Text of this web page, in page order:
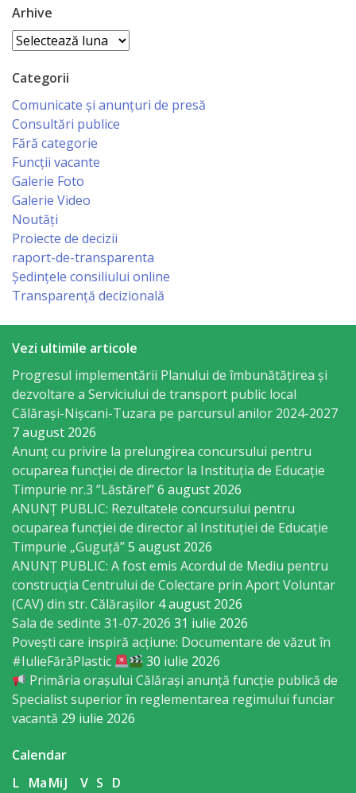
încorporare
în
serviciul
militar
Serviciul
situații
excepționale
Modele
de
cereri
Media
Comunicate
și
anunțuri
de
presă
Ședințele
consiliului
online
Galerie
Foto
Galerie
Video
Contacte
Arhive
Arhive
Categorii
Comunicate și anunțuri de presă
Consultări publice
Fără categorie
Funcții vacante
Galerie Foto
Galerie Video
Noutăți
Proiecte de decizii
raport-de-transparenta
Ședințele consiliului online
Transparență decizională
Vezi ultimile articole
Progresul implementării Planului de îmbunătățirea și
dezvoltare a Serviciului de transport public local
Călărași-Nișcani-Tuzara pe parcursul anilor 2024-2027
7 august 2026
Anunț cu privire la prelungirea concursului pentru
ocuparea funcţiei de director la Instituția de Educație
Timpurie nr.3 ”Lăstărel”6 august 2026
ANUNȚ PUBLIC: Rezultatele concursului pentru
ocuparea funcției de director al Instituției de Educație
Timpurie „Guguță”5 august 2026
ANUNȚ PUBLIC: A fost emis Acordul de Mediu pentru
construcția Centrului de Colectare prin Aport Voluntar
(CAV) din str. Călărașilor 4 august 2026
Sala de sedinte 31-07-2026 31 iulie 2026
Povești care inspiră acțiune: Documentare de văzut în
#IulieFărăPlastic
30 iulie 2026
Primăria orașului Călărași anunță funcție publică de
Specialist superior în reglementarea regimului funciar
vacantă 29 iulie 2026
Calendar
L MaMiJ V S D